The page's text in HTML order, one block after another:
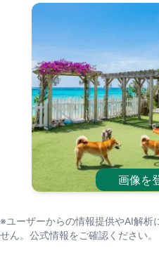
画像を
※ユーザーからの情報提供やAI解析
せん。公式情報をご確認ください。